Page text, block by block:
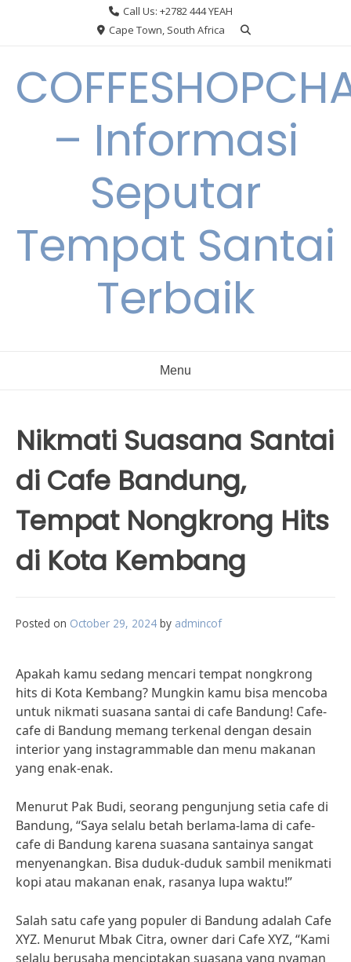
Call Us: +2782 444 YEAH
Cape Town, South Africa
– Informasi
Seputar
Tempat Santai
Terbaik
Menu
Nikmati Suasana Santai
di Cafe Bandung,
Tempat Nongkrong Hits
di Kota Kembang
Posted on October 29, 2024 by admincof
Apakah kamu sedang mencari tempat nongkrong
hits di Kota Kembang? Mungkin kamu bisa mencoba
untuk nikmati suasana santai di cafe Bandung! Cafe-
cafe di Bandung memang terkenal dengan desain
interior yang instagrammable dan menu makanan
yang enak-enak.
Menurut Pak Budi, seorang pengunjung setia cafe di
Bandung, “Saya selalu betah berlama-lama di cafe-
cafe di Bandung karena suasana santainya sangat
menyenangkan. Bisa duduk-duduk sambil menikmati
kopi atau makanan enak, rasanya lupa waktu!”
Salah satu cafe yang populer di Bandung adalah Cafe
XYZ. Menurut Mbak Citra, owner dari Cafe XYZ, “Kami
selalu berusaha menciptakan suasana yang nyaman